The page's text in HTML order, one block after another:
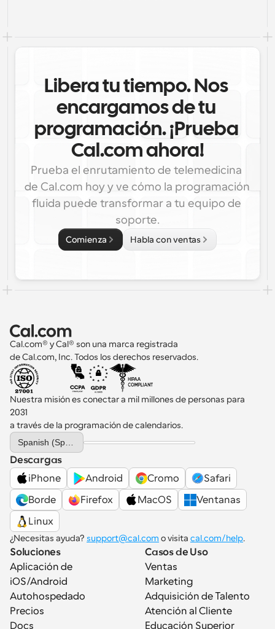
Libera tu tiempo. Nos
encargamos de tu
programación. ¡Prueba
Cal.com ahora!
Prueba el enrutamiento de telemedicina
de Cal.com hoy y ve cómo la programación
fluida puede transformar a tu equipo de
soporte.
Comienza Habla con ventas
Cal.com® y Cal® son una marca registrada
de Cal.com, Inc. Todos los derechos reservados.
Nuestra misión es conectar a mil millones de personas para
2031
a través de la programación de calendarios.
Select Language
Descargas
iPhone
Android Cromo
Safari
Borde
Firefox MacOS
Ventanas
Linux
¿Necesitas ayuda? support@cal.com o visita cal.com/help.
Soluciones
Aplicación de
iOS/Android
Autohospedado
Precios
Docs
Casos de Uso
Ventas
Marketing
Adquisición de Talento
Atención al Cliente
Educación Superior